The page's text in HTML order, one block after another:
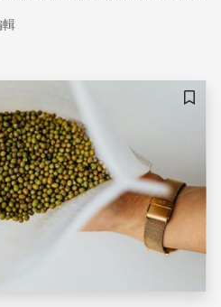
的，還要研究如何抵抗逆境
輯
儲存